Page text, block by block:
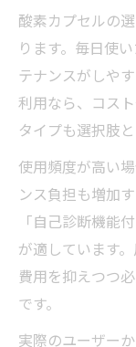
酸素カプセルの
ります。毎日使
テナンスがしや
利用なら、コス
タイプも選択肢と
使用頻度が高い
ンス負担も増加
「自己診断機能
が適しています
費用を抑えつつ
です。
実際のユーザー